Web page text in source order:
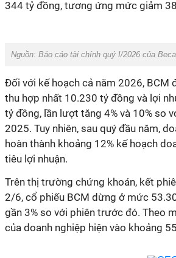
344 tỷ đồng, tương ứng mức giảm
Nguồn: Báo cáo tài chính quý I/2026 của
Đối với kế hoạch cả năm 2026, BCM
thu hợp nhất 10.230 tỷ đồng và lợi
tỷ đồng, lần lượt tăng 4% và 10% so
2025. Tuy nhiên, sau quý đầu năm,
hoàn thành khoảng 12% kế hoạch
tiêu lợi nhuận.
Trên thị trường chứng khoán, kết
2/6, cổ phiếu BCM dừng ở mức
gần 3% so với phiên trước đó. Theo
của doanh nghiệp hiện vào khoảng